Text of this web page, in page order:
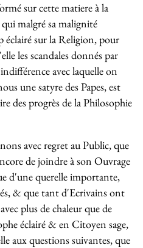
sur cette matiere à la
malgré sa malignité
sur la Religion, pour
les scandales donnés par
avec laquelle on
une satyre des Papes, est
des progrès de la Philosophie
avec regret au Public, que
de joindre à son Ouvrage
d'une querelle importante,
& que tant d'Ecrivains ont
plus de chaleur que de
éclairé & en Citoyen sage,
aux questions suivantes, que